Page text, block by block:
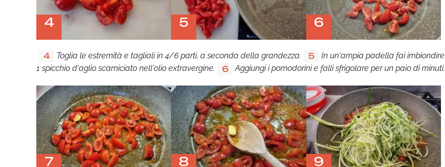
4 5 6
4 Toglia le estremità e tagliali in 4/6 parti, a seconda della grandezza. 5
In un'ampia padella fai imbiondire
1 spicchio d'aglio scamiciato nell'olio extravergine.
6 Aggiungi i pomodorini e falli sfrigolare per un paio di minuti.
7 8 9